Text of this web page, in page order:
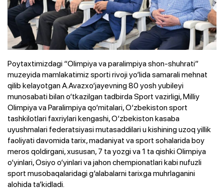
Poytaxtimizdagi “Olimpiya va paralimpiya shon-shuhrati”
muzeyida mamlakatimiz sporti rivoji yo‘lida samarali mehnat
qilib kelayotgan A.Avazxo‘jayevning 80 yosh yubileyi
munosabati bilan o‘tkazilgan tadbirda Sport vazirligi, Milliy
Olimpiya va Paralimpiya qo‘mitalari, O‘zbekiston sport
tashkilotlari faxriylari kengashi, O‘zbekiston kasaba
uyushmalari federatsiyasi mutasaddilari u kishining uzoq yillik
faoliyati davomida tarix, madaniyat va sport sohalarida boy
meros qoldirgani, xususan, 7 ta yozgi va 1 ta qishki Olimpiya
o‘yinlari, Osiyo o‘yinlari va jahon chempionatlari kabi nufuzli
sport musobaqalaridagi g‘alabalarni tarixga muhrlaganini
alohida ta’kidladi.